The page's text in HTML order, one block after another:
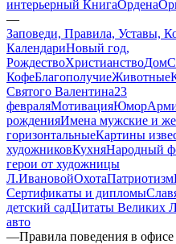
интерьерный КнигаОрдена
—
Заповеди, Правила, Уставы,
КалендариНовый год,
РождествоХристианствоДом
КофеБлагополучиеЖивотные
Святого Валентина23
февраляМотивацияЮмор
рожденияИмена мужские и
горизонтальныеКартины
художниковКухняНародный
герои от художницы
Л.ИвановойОхотаПатриотизм
Сертификаты и дипломы
детский садЦитаты Великих
авто
—Правила поведения в